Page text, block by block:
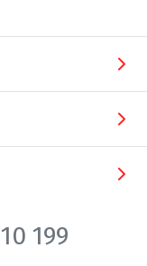
10 200